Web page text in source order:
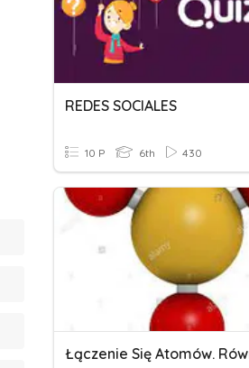
REDES SOCIALES
10 P 6th 430